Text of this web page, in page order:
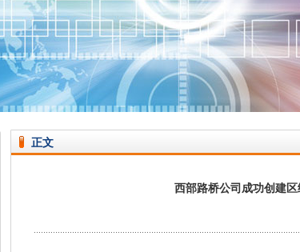
正文
西部路桥公司成功创建